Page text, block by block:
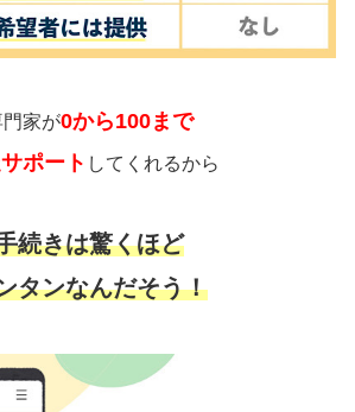
門家が0から100まで
ポート してくれるから
続きは驚くほど
タンなんだそう！